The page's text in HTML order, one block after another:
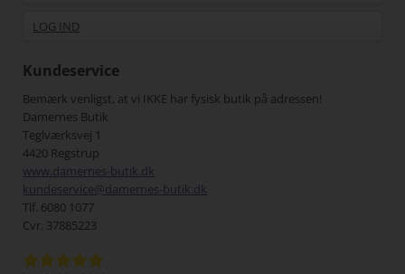
LOG IND
Kundeservice
Bemærk venligst, at vi IKKE har fysisk butik på adressen!
Damernes Butik
Teglværksvej 1
4420 Regstrup
www.damernes-butik.dk
kundeservice@damernes-butik.dk
Tlf. 6080 1077
Cvr. 37885223